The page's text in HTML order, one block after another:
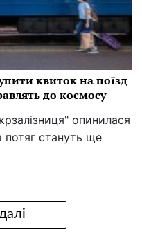
квиток на поїзд
до космосу
опинилася
потяг стануть ще